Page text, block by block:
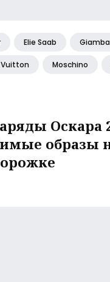
Elie Saab
Vuitton Moschino
Оскара
образы